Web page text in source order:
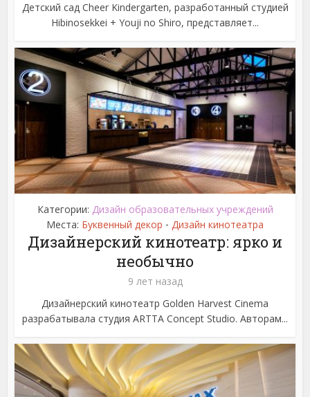
Детский сад Cheer Kindergarten, разработанный студией
Hibinosekkei + Youji no Shiro, представляет...
Категории: Дизайн образовательных учреждений
Места: Буквенный декор • Дизайн кинотеатра
Дизайнерский кинотеатр: ярко и
необычно
9 лет назад
Дизайнерский кинотеатр Golden Harvest Cinema
разрабатывала студия ARTTA Concept Studio. Авторам...